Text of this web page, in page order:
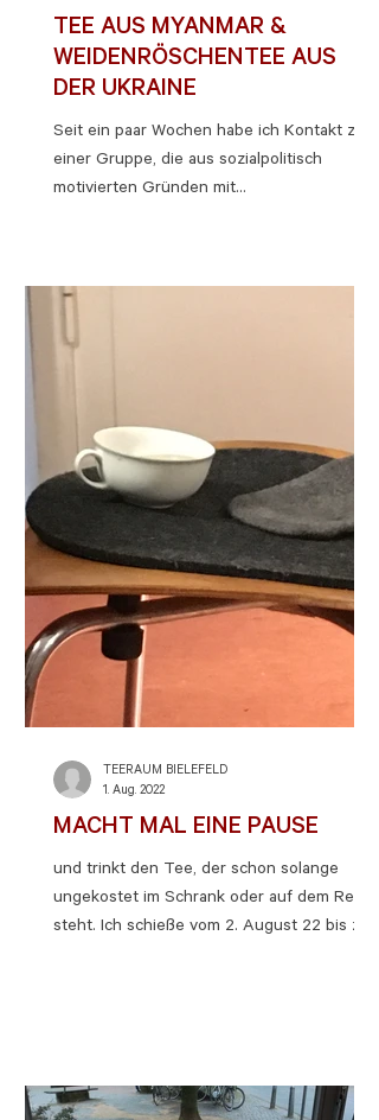
TEE AUS MYANMAR &
WEIDENRÖSCHENTEE AUS
DER UKRAINE
Seit ein paar Wochen habe ich Kontakt zu
einer Gruppe, die aus sozialpolitisch
motivierten Gründen mit
MACHT MAL EINE PAUSE
und trinkt den Tee, der schon solange
ungekostet im Schrank oder auf dem Regal
steht. Ich schieße vom 2. August 22 bis zu
TEERAUM BIELEFELD
1. Aug. 2022